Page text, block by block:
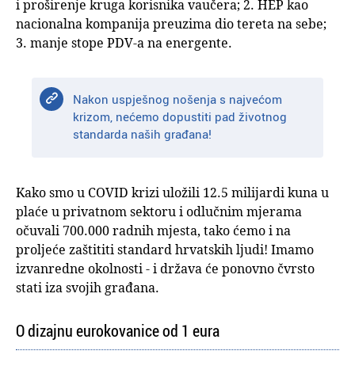
i proširenje kruga korisnika vaučera; 2. HEP kao
nacionalna kompanija preuzima dio tereta na sebe;
3. manje stope PDV-a na energente.
Nakon uspješnog nošenja s najvećom
krizom, nećemo dopustiti pad životnog
standarda naših građana!
Kako smo u COVID krizi uložili 12.5 milijardi kuna u
plaće u privatnom sektoru i odlučnim mjerama
očuvali 700.000 radnih mjesta, tako ćemo i na
proljeće zaštititi standard hrvatskih ljudi! Imamo
izvanredne okolnosti - i država će ponovno čvrsto
stati iza svojih građana.
O dizajnu eurokovanice od 1 eura